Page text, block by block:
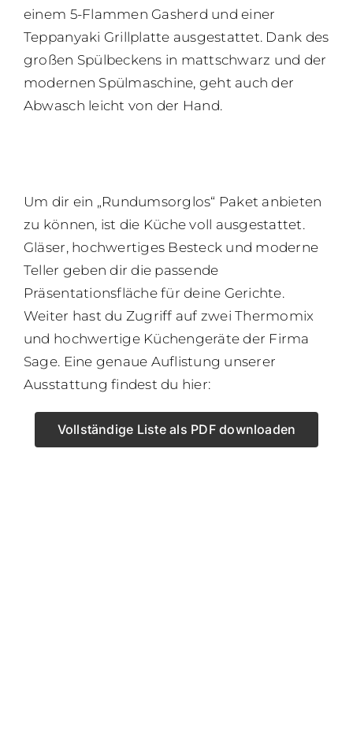
einem 5-Flammen Gasherd und einer
Teppanyaki Grillplatte ausgestattet. Dank des
großen Spülbeckens in mattschwarz und der
modernen Spülmaschine, geht auch der
Abwasch leicht von der Hand.
Um dir ein „Rundumsorglos“ Paket anbieten
zu können, ist die Küche voll ausgestattet.
Gläser, hochwertiges Besteck und moderne
Teller geben dir die passende
Präsentationsfläche für deine Gerichte.
Weiter hast du Zugriff auf zwei Thermomix
und hochwertige Küchengeräte der Firma
Sage. Eine genaue Auflistung unserer
Ausstattung findest du hier:
Vollständige Liste als PDF downloaden